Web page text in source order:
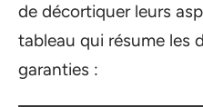
de décortiquer leurs
tableau qui résume les
garanties :